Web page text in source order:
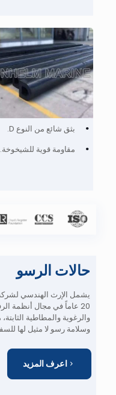
بثق شائع من النوع D.
مقاومة قوية للشيخوخة.
حالات الرسو
20 عاماً في مجال أنظمة
والرغوية والمطاطية
وسلامة رسو لا مثيل لها
اعرف المزيد